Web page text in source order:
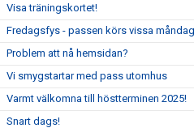
Visa träningskortet!
Fredagsfys - passen körs vissa
Problem att nå hemsidan?
Vi smygstartar med pass utomhus
Varmt välkomna till höstterminen 2025!
Snart dags!